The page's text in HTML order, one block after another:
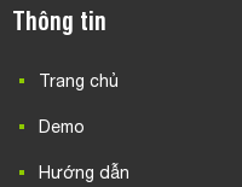
Thông tin
Trang chủ
Demo
Hướng dẫn